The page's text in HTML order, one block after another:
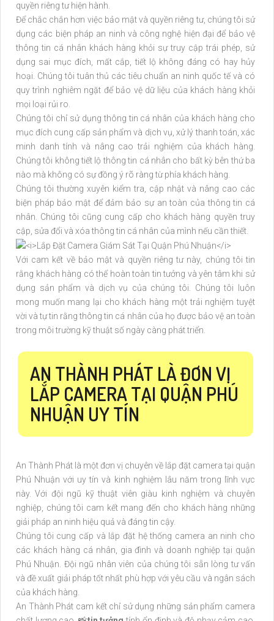
quyền riêng tư hiện hành.
Để chắc chắn hơn việc bảo mật và quyền riêng tư, chúng tôi sử
dụng các biện pháp an ninh và công nghệ hiện đại để bảo vệ
thông tin cá nhân khách hàng khỏi sự truy cập trái phép, sử
dụng sai mục đích, mất cắp, tiết lộ không đáng có hay hủy
hoại. Chúng tôi tuân thủ các tiêu chuẩn an ninh quốc tế và có
quy trình nghiêm ngặt để bảo vệ dữ liệu của khách hàng khỏi
mọi loại rủi ro.
Chúng tôi chỉ sử dụng thông tin cá nhân của khách hàng cho
mục đích cung cấp sản phẩm và dịch vụ, xử lý thanh toán, xác
minh danh tính và nâng cao trải nghiệm của khách hàng.
Chúng tôi không tiết lộ thông tin cá nhân cho bất kỳ bên thứ ba
nào mà không có sự đồng ý rõ ràng từ phía khách hàng.
Chúng tôi thường xuyên kiểm tra, cập nhật và nâng cao các
biện pháp bảo mật để đảm bảo sự an toàn của thông tin cá
nhân. Chúng tôi cũng cung cấp cho khách hàng quyền truy
cập, sửa đổi và xóa thông tin cá nhân của mình nếu cần thiết.
Với cam kết về bảo mật và quyền riêng tư này, chúng tôi tin
rằng khách hàng có thể hoàn toàn tin tưởng và yên tâm khi sử
dụng sản phẩm và dịch vụ của chúng tôi. Chúng tôi luôn
mong muốn mang lại cho khách hàng một trải nghiệm tuyệt
vời và tự tin rằng thông tin cá nhân của họ được bảo vệ an toàn
trong môi trường kỹ thuật số ngày càng phát triển.
AN THÀNH PHÁT LÀ ĐƠN VỊ
LẮP CAMERA TẠI QUẬN PHÚ
NHUẬN UY TÍN
An Thành Phát là một đơn vị chuyên về lắp đặt camera tại quận
Phú Nhuận với uy tín và kinh nghiệm lâu năm trong lĩnh vực
này. Với đội ngũ kỹ thuật viên giàu kinh nghiệm và chuyên
nghiệp, chúng tôi cam kết mang đến cho khách hàng những
giải pháp an ninh hiệu quả và đáng tin cậy.
Chúng tôi cung cấp và lắp đặt hệ thống camera an ninh cho
các khách hàng cá nhân, gia đình và doanh nghiệp tại quận
Phú Nhuận. Đội ngũ nhân viên của chúng tôi sẵn lòng tư vấn
và đề xuất giải pháp tốt nhất phù hợp với yêu cầu và ngân sách
của khách hàng.
An Thành Phát cam kết chỉ sử dụng những sản phẩm camera